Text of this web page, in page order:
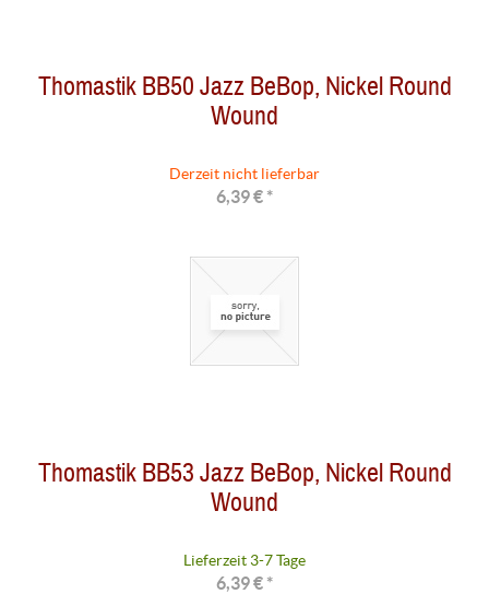
Thomastik BB50 Jazz BeBop, Nickel Round
Wound
Derzeit nicht lieferbar
6,39 € *
Thomastik BB53 Jazz BeBop, Nickel Round
Wound
Lieferzeit 3-7 Tage
6,39 € *